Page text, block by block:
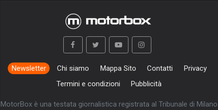
Newsletter Chi siamo Mappa Sito Contatti
Privacy
Termini e condizioni
Pubblicità
MotorBox è una testata giornalistica registrata al Tribunale di Milano